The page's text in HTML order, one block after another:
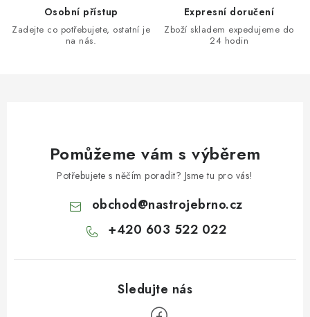
Osobní přístup
Zadejte co potřebujete, ostatní je
na nás.
Expresní doručení
Zboží skladem expedujeme do
24 hodin
Pomůžeme vám s výběrem
Potřebujete s něčím poradit? Jsme tu pro vás!
obchod@nastrojebrno.cz
+420 603 522 022